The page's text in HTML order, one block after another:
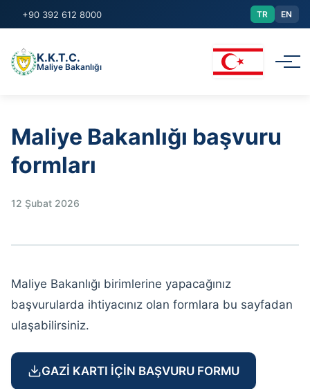
+90 392 612 8000 TR EN
K.K.T.C.
Maliye Bakanlığı
Kurumsal
Yasalar/Genelgeler
Duyurular
Raporlar
Başvurular
İletişim
Maliye Bakanlığı başvuru
formları
12 Şubat 2026
Maliye Bakanlığı birimlerine yapacağınız
başvurularda ihtiyacınız olan formlara bu sayfadan
ulaşabilirsiniz.
GAZİ KARTI İÇİN BAŞVURU FORMU